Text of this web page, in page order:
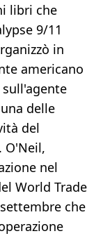
libri che
9/11
in
americano
delle
del
O'Neil,
nel
World Trade
che